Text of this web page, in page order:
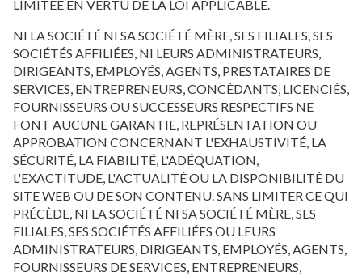
LIMITÉE EN VERTU DE LA LOI APPLICABLE.
NI LA SOCIÉTÉ NI SA SOCIÉTÉ MÈRE, SES FILIALES, SES
SOCIÉTÉS AFFILIÉES, NI LEURS ADMINISTRATEURS,
DIRIGEANTS, EMPLOYÉS, AGENTS, PRESTATAIRES DE
SERVICES, ENTREPRENEURS, CONCÉDANTS, LICENCIÉS,
FOURNISSEURS OU SUCCESSEURS RESPECTIFS NE
FONT AUCUNE GARANTIE, REPRÉSENTATION OU
APPROBATION CONCERNANT L'EXHAUSTIVITÉ, LA
SÉCURITÉ, LA FIABILITÉ, L'ADÉQUATION,
L'EXACTITUDE, L'ACTUALITÉ OU LA DISPONIBILITÉ DU
SITE WEB OU DE SON CONTENU. SANS LIMITER CE QUI
PRÉCÈDE, NI LA SOCIÉTÉ NI SA SOCIÉTÉ MÈRE, SES
FILIALES, SES SOCIÉTÉS AFFILIÉES OU LEURS
ADMINISTRATEURS, DIRIGEANTS, EMPLOYÉS, AGENTS,
FOURNISSEURS DE SERVICES, ENTREPRENEURS,